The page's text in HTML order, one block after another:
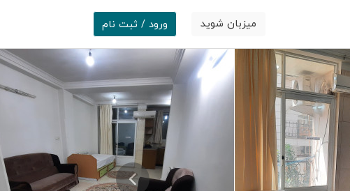
میزبان شوید ورود / ثبت نام